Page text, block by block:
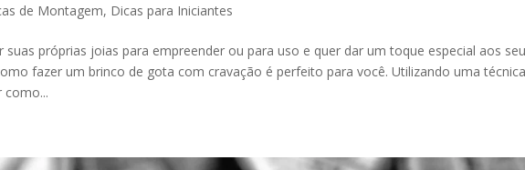
de Montagem, Dicas para Iniciantes
suas próprias joias para empreender ou para uso e quer dar um toque especial aos
fazer um brinco de gota com cravação é perfeito para você. Utilizando uma
como...